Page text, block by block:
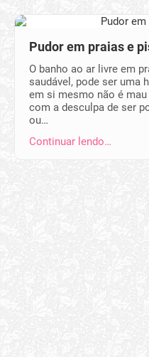
Pudor em praias e
O banho ao ar livre em
saudável, pode ser uma
em si mesmo não é
com a desculpa de ser
ou…
Continuar lendo…